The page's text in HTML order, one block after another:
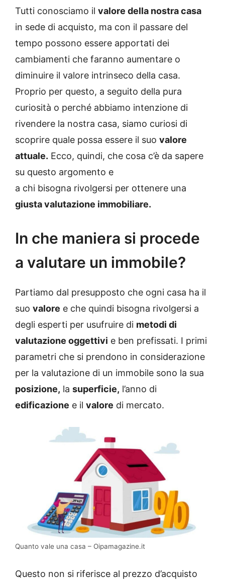
Tutti conosciamo il valore della nostra casa
in sede di acquisto, ma con il passare del
tempo possono essere apportati dei
cambiamenti che faranno aumentare o
diminuire il valore intrinseco della casa.
Proprio per questo, a seguito della pura
curiosità o perché abbiamo intenzione di
rivendere la nostra casa, siamo curiosi di
scoprire quale possa essere il suo valore
attuale. Ecco, quindi, che cosa c’è da sapere
su questo argomento e
a chi bisogna rivolgersi per ottenere una
giusta valutazione immobiliare.
In che maniera si procede
a valutare un immobile?
Partiamo dal presupposto che ogni casa ha il
suo valore e che quindi bisogna rivolgersi a
degli esperti per usufruire di metodi di
valutazione oggettivi e ben prefissati. I primi
parametri che si prendono in considerazione
per la valutazione di un immobile sono la sua
posizione, la superficie, l’anno di
edificazione e il valore di mercato.
Quanto vale una casa – Oipamagazine.it
Questo non si riferisce al prezzo d’acquisto